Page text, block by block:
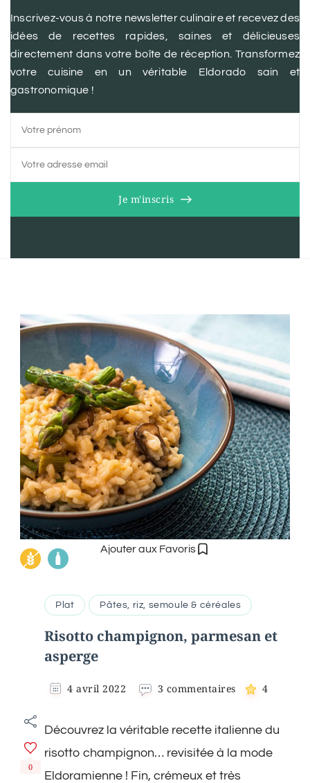
Inscrivez-vous à notre newsletter culinaire et recevez des
idées de recettes rapides, saines et délicieuses
directement dans votre boîte de réception. Transformez
votre cuisine en un véritable Eldorado sain et
gastronomique !
Je m'inscris
Ajouter aux Favoris
Plat Pâtes, riz, semoule & céréales
Risotto champignon, parmesan et
asperge
4 avril 2022 3 commentairessur
parmesan
asperge
4
0
Découvrez la véritable recette italienne du
risotto champignon… revisitée à la mode
Eldoramienne ! Fin, crémeux et très